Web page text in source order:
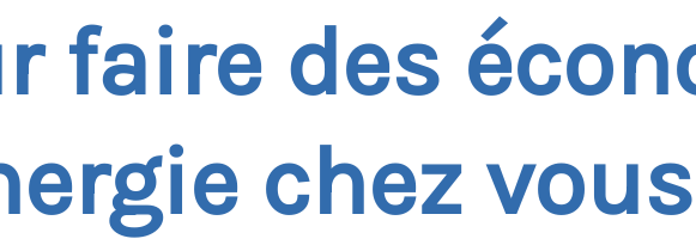
faire des
chez